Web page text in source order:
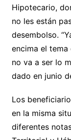
Hipotecario,
no les están
desembolso.
encima el
no va a ser lo
dado en junio
Los
en la misma
diferentes